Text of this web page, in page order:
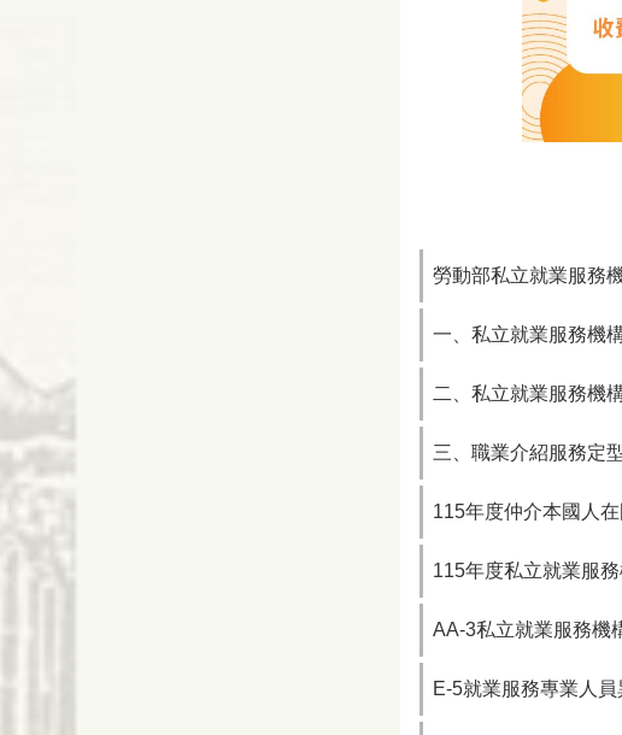
勞動部私立就業服務
一、私立就業服務機
二、私立就業服務機
三、職業介紹服務定
115年度仲介本國人
115年度私立就業服
AA-3私立就業服務機
E-5就業服務專業人